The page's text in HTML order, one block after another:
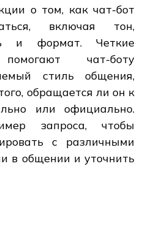
о том, как чат-бот
включая тон,
и формат. Четкие
чат-боту
стиль общения,
обращается ли он к
или официально.
запроса, чтобы
с различными
в общении и уточнить